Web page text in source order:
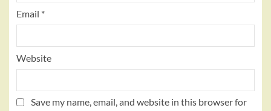
Email *
Website
Save my name, email, and website in this browser for